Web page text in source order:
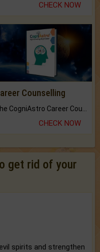
CHECK NOW
Counselling
CHECK NOW
get rid of your
spirits and strengthen